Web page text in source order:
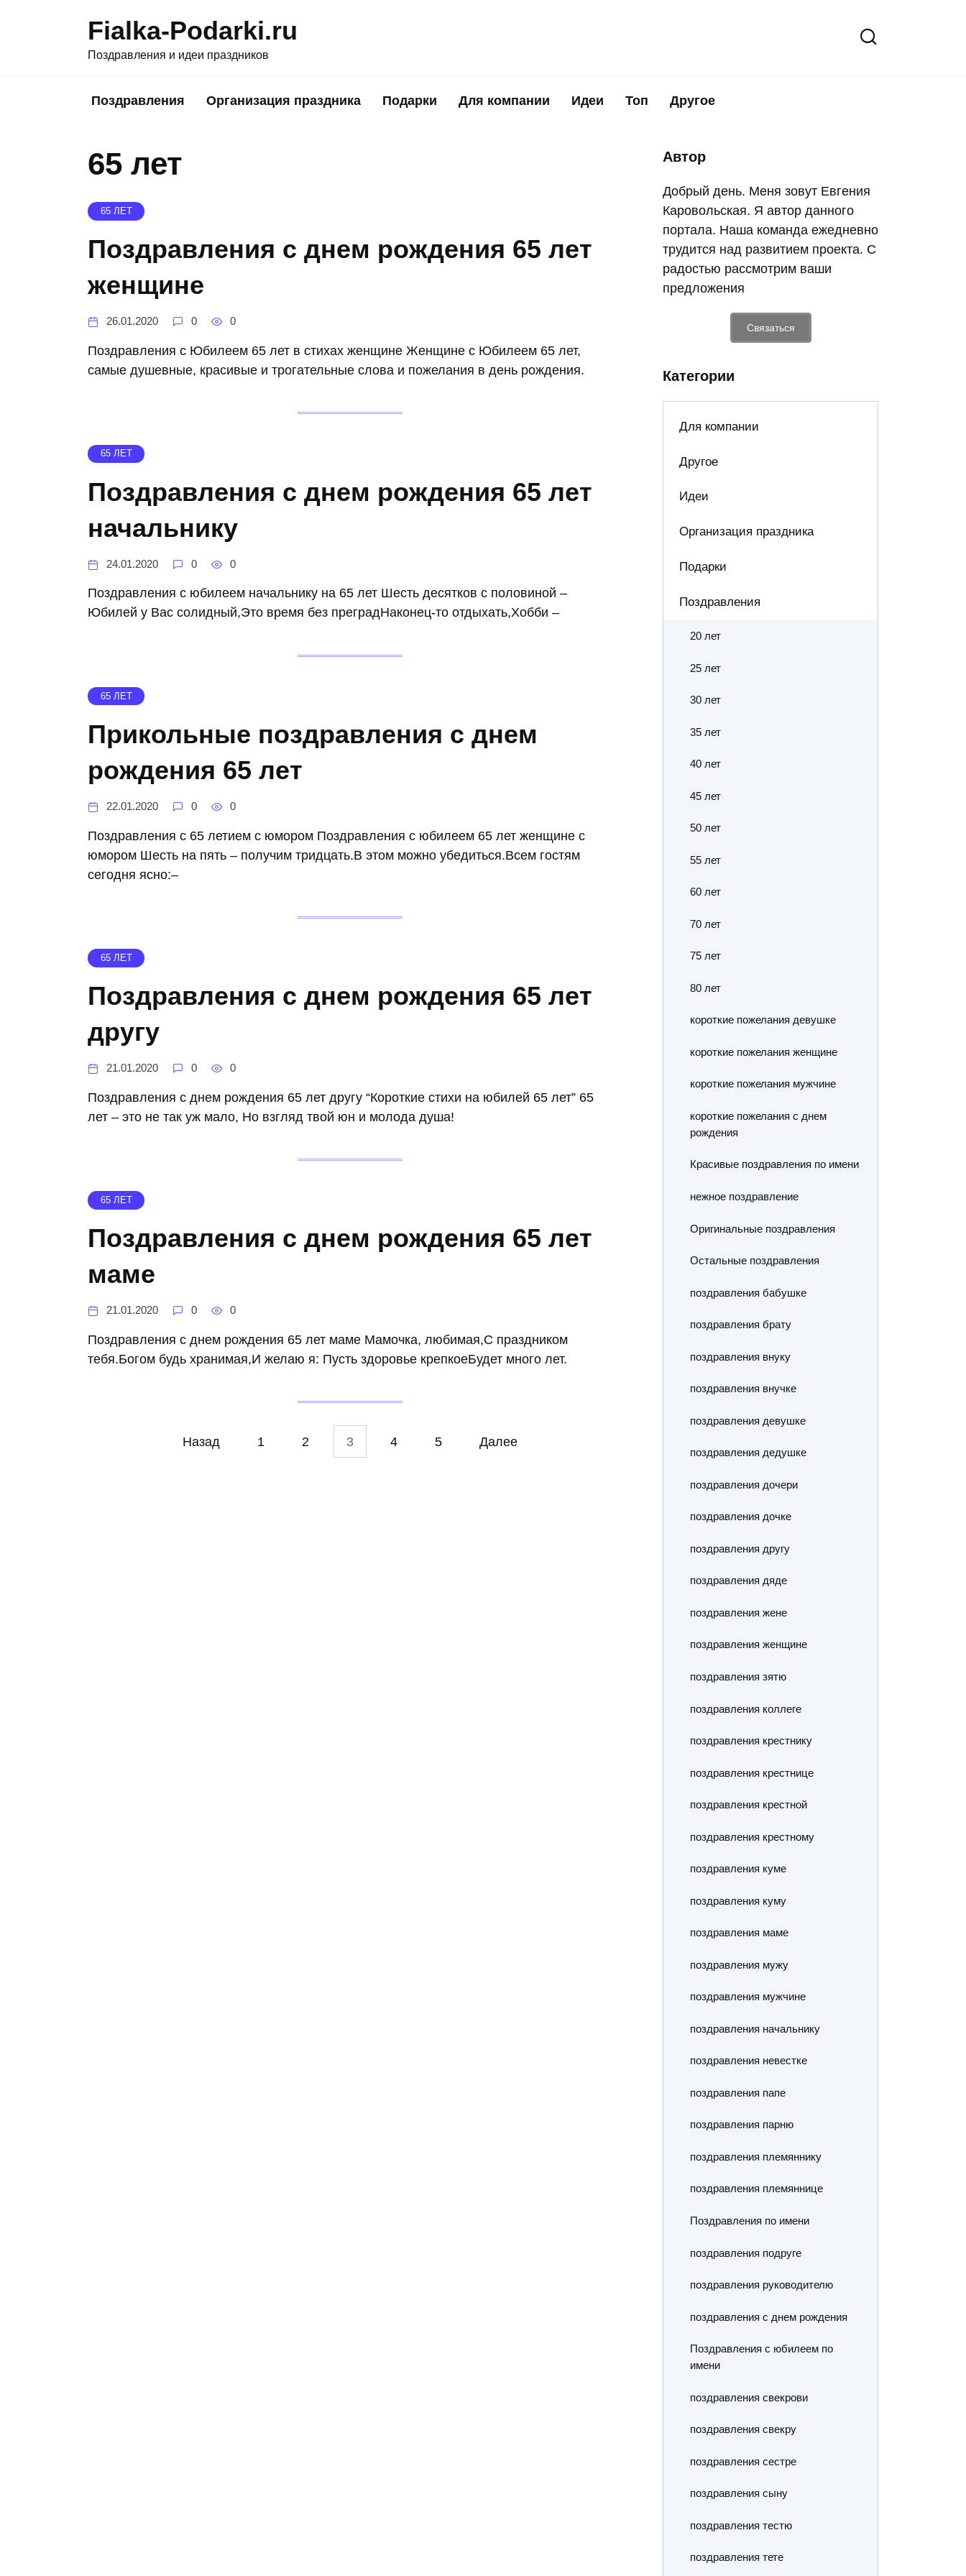
Fialka-Podarki.ru
Поздравления и идеи праздников
Поздравления Организация праздника Подарки Для компании Идеи Топ Другое
65 лет
65 ЛЕТ
Поздравления с днем рождения 65 лет
женщине
26.01.2020 0 0
Поздравления с Юбилеем 65 лет в стихах женщине Женщине с Юбилеем 65 лет,
самые душевные, красивые и трогательные слова и пожелания в день рождения.
65 ЛЕТ
Поздравления с днем рождения 65 лет
начальнику
24.01.2020 0 0
Поздравления с юбилеем начальнику на 65 лет Шесть десятков с половиной –
Юбилей у Вас солидный,Это время без преградНаконец-то отдыхать,Хобби –
65 ЛЕТ
Прикольные поздравления с днем
рождения 65 лет
22.01.2020 0 0
Поздравления с 65 летием с юмором Поздравления с юбилеем 65 лет женщине с
юмором Шесть на пять – получим тридцать.В этом можно убедиться.Всем гостям
сегодня ясно:–
65 ЛЕТ
Поздравления с днем рождения 65 лет
другу
21.01.2020 0 0
Поздравления с днем рождения 65 лет другу “Короткие стихи на юбилей 65 лет” 65
лет – это не так уж мало, Но взгляд твой юн и молода душа!
65 ЛЕТ
Поздравления с днем рождения 65 лет
маме
21.01.2020 0 0
Поздравления с днем рождения 65 лет маме Мамочка, любимая,С праздником
тебя.Богом будь хранимая,И желаю я: Пусть здоровье крепкоеБудет много лет.
Назад 1 2 3 4 5 Далее
Автор
Добрый день. Меня зовут Евгения
Каровольская. Я автор данного
портала. Наша команда ежедневно
трудится над развитием проекта. С
радостью рассмотрим ваши
предложения
Связаться
Категории
Для компании
Другое
Идеи
Организация праздника
Подарки
Поздравления
20 лет
25 лет
30 лет
35 лет
40 лет
45 лет
50 лет
55 лет
60 лет
70 лет
75 лет
80 лет
короткие пожелания девушке
короткие пожелания женщине
короткие пожелания мужчине
короткие пожелания с днем
рождения
Красивые поздравления по имени
нежное поздравление
Оригинальные поздравления
Остальные поздравления
поздравления бабушке
поздравления брату
поздравления внуку
поздравления внучке
поздравления девушке
поздравления дедушке
поздравления дочери
поздравления дочке
поздравления другу
поздравления дяде
поздравления жене
поздравления женщине
поздравления зятю
поздравления коллеге
поздравления крестнику
поздравления крестнице
поздравления крестной
поздравления крестному
поздравления куме
поздравления куму
поздравления маме
поздравления мужу
поздравления мужчине
поздравления начальнику
поздравления невестке
поздравления папе
поздравления парню
поздравления племяннику
поздравления племяннице
Поздравления по имени
поздравления подруге
поздравления руководителю
поздравления с днем рождения
Поздравления с юбилеем по
имени
поздравления свекрови
поздравления свекру
поздравления сестре
поздравления сыну
поздравления тестю
поздравления тете